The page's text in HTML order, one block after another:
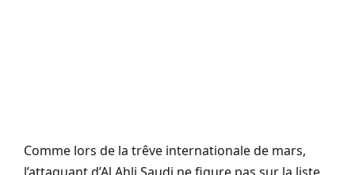
Comme lors de la trêve internationale de mars,